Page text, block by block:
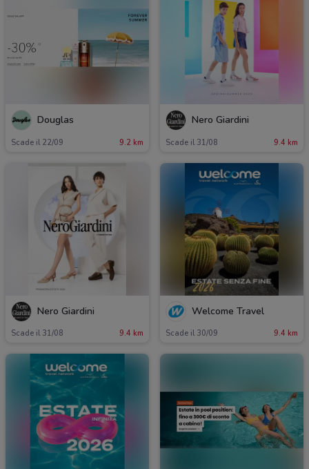
Douglas
Scade il 22/09 9.2 km
Nero Giardini
Scade il 31/08 9.4 km
Nero Giardini
Scade il 31/08 9.4 km
Welcome Travel
Scade il 30/09 9.4 km